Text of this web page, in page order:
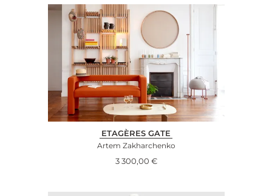
ETAGÈRES GATE
Artem Zakharchenko
3 300,00 €